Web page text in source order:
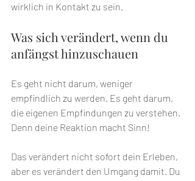
wirklich in Kontakt zu sein.
Was sich verändert, wenn du
anfängst hinzuschauen
Es geht nicht darum, weniger
empfindlich zu werden. Es geht darum,
die eigenen Empfindungen zu verstehen.
Denn deine Reaktion macht Sinn!
Das verändert nicht sofort dein Erleben,
aber es verändert den Umgang damit. Du